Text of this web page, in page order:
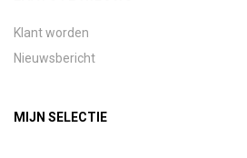
Klant worden
Nieuwsbericht
MIJN SELECTIE